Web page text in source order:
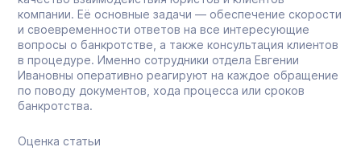
компании. Её основные задачи — обеспечение скорости
и своевременности ответов на все интересующие
вопросы о банкротстве, а также консультация клиентов
в процедуре. Именно сотрудники отдела Евгении
Ивановны оперативно реагируют на каждое обращение
по поводу документов, хода процесса или сроков
банкротства.
Оценка статьи